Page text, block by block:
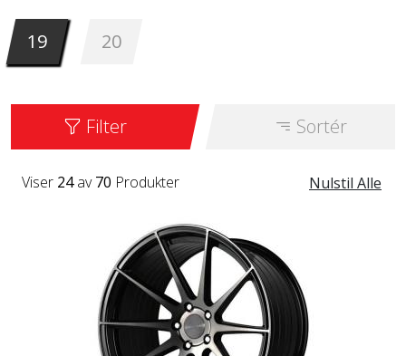
19 20
Filter Sortér
Nulstil Alle
Viser 24av70 Produkter